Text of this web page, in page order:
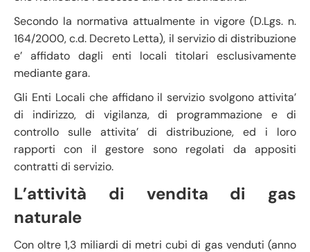
Secondo la normativa attualmente in vigore (D.Lgs. n.
164/2000, c.d. Decreto Letta), il servizio di distribuzione
e’ affidato dagli enti locali titolari esclusivamente
mediante gara.
Gli Enti Locali che affidano il servizio svolgono attivita’
di indirizzo, di vigilanza, di programmazione e di
controllo sulle attivita’ di distribuzione, ed i loro
rapporti con il gestore sono regolati da appositi
contratti di servizio.
L’attività di vendita di gas
naturale
Con oltre 1,3 miliardi di metri cubi di gas venduti (anno